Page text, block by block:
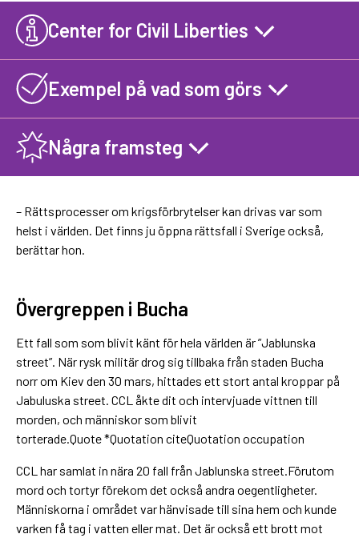
Center for Civil Liberties
Exempel på vad som görs
Några framsteg
– Rättsprocesser om krigsförbrytelser kan drivas var som
helst i världen. Det finns ju öppna rättsfall i Sverige också,
berättar hon.
Övergreppen i Bucha
Ett fall som som blivit känt för hela världen är ”Jablunska
street”. När rysk militär drog sig tillbaka från staden Bucha
norr om Kiev den 30 mars, hittades ett stort antal kroppar på
Jabuluska street. CCL åkte dit och intervjuade vittnen till
morden, och människor som blivit
torterade.Quote *Quotation citeQuotation occupation
CCL har samlat in nära 20 fall från Jablunska street.Förutom
mord och tortyr förekom det också andra oegentligheter.
Människorna i området var hänvisade till sina hem och kunde
varken få tag i vatten eller mat. Det är också ett brott mot